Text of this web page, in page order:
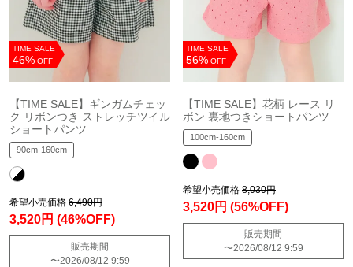
TIME SALE
46% OFF
【TIME SALE】ギンガムチェッ
ク リボンつき ストレッチツイル
ショートパンツ
90cm-160cm
希望小売価格 6,490円
3,520円 (46%OFF)
販売期間
〜2026/08/12 9:59
TIME SALE
56% OFF
【TIME SALE】花柄 レース リ
ボン 裏地つきショートパンツ
100cm-160cm
希望小売価格 8,030円
3,520円 (56%OFF)
販売期間
〜2026/08/12 9:59